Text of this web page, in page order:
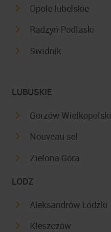
Opole lubelskie
Radzyń Podlaski
Swidnik
LUBUSKIE
Gorzów Wielkopolski
Nouveau sel
Zielona Góra
LODZ
Aleksandrów Łódzki
Kleszczów